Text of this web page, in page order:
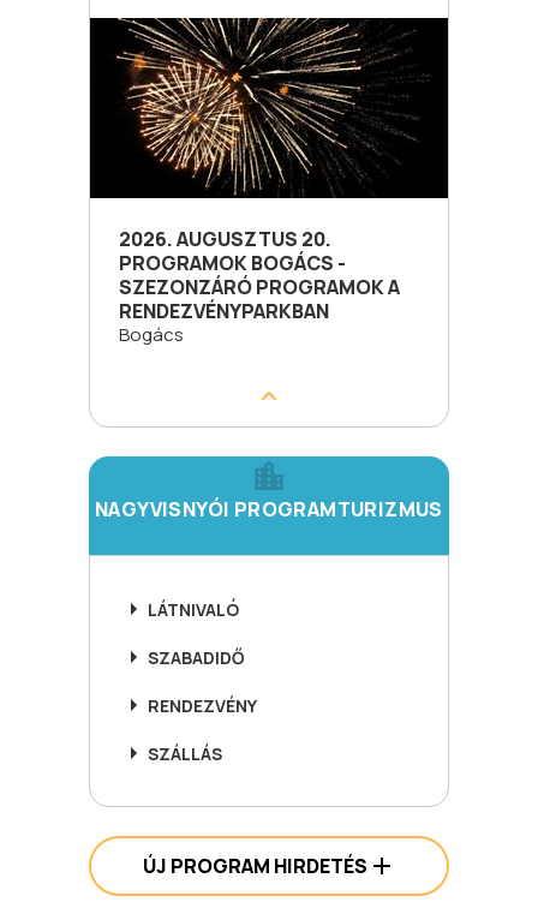
2026. AUGUSZTUS 20.
PROGRAMOK BOGÁCS -
SZEZONZÁRÓ PROGRAMOK A
RENDEZVÉNYPARKBAN
Bogács
NAGYVISNYÓI PROGRAMTURIZMUS
LÁTNIVALÓ
SZABADIDŐ
RENDEZVÉNY
SZÁLLÁS
ÚJ PROGRAM HIRDETÉS